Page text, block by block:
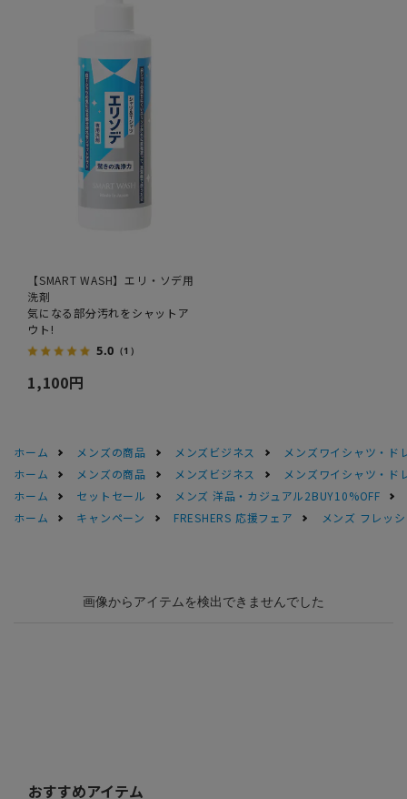
【SMART WASH】エリ・ソデ用
洗剤
気になる部分汚れをシャットア
ウト!
5.0 （1）
1,100円
ホーム メンズの商品 メンズビジネス
メンズワイシャツ・ド
ホーム
メンズの商品 メンズビジネス
メンズワイシャツ・ド
ホーム
セットセール
メンズ 洋品・カジュアル2BUY10%OFF
ホーム
キャンペーン FRESHERS 応援フェア メンズ フレッ